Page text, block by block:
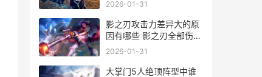
2026-01-31
影之刃攻击力差异大的原
因有哪些 影之刃全部伤害
有用么
2026-01-31
大掌门5人绝顶阵型中谁